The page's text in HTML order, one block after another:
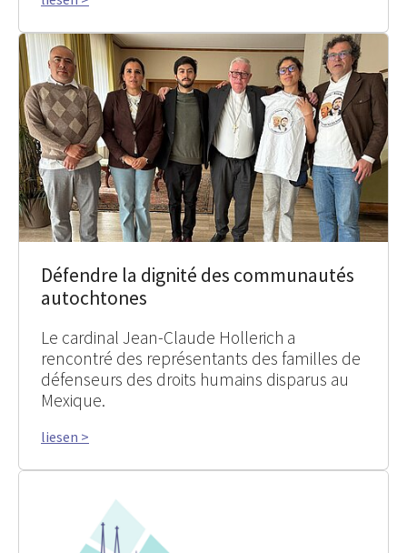
Défendre la dignité des communautés
autochtones
Le cardinal Jean-Claude Hollerich a
rencontré des représentants des familles de
défenseurs des droits humains disparus au
Mexique.
liesen >